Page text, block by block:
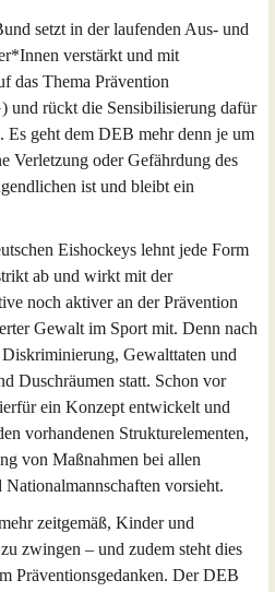
setzt in der laufenden Aus- und
verstärkt und mit
das Thema Prävention
und rückt die Sensibilisierung dafür
Es geht dem DEB mehr denn je um
Verletzung oder Gefährdung des
ist und bleibt ein
Eishockeys lehnt jede Form
ab und wirkt mit der
noch aktiver an der Prävention
Gewalt im Sport mit. Denn nach
Gewalttaten und
Duschräumen statt. Schon vor
ein Konzept entwickelt und
vorhandenen Strukturelementen,
von Maßnahmen bei allen
vorsieht.
zeitgemäß, Kinder und
zwingen – und zudem steht dies
Präventionsgedanken. Der DEB